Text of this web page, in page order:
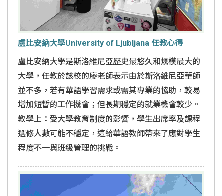
盧比安納大學University of Ljubljana 任教心得
盧比安納大學是斯洛維尼亞歷史最悠久和規模最大的
大學，任教於該校的廖老師表示由於斯洛維尼亞華師
並不多，若有華語學習需求或需其專業的協助，較易
增加短暫的工作機會；但長期穩定的就業機會較少。
教學上：受大學教育制度的影響，學生出席率及課程
選修人數可能不穩定，這給華語教師帶來了應對學生
程度不一與班級管理的挑戰。